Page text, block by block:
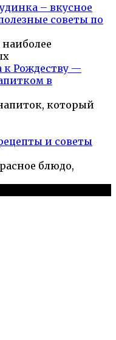
– вкусное
советы по
к Рождеству —
в
который
и советы
блюдо,